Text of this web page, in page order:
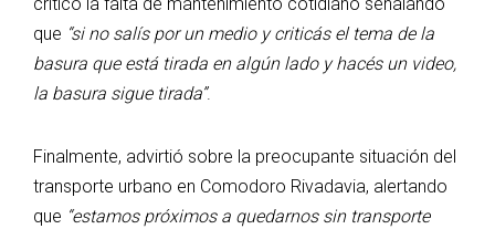
que “si no salís por un medio y criticás el tema de la
basura que está tirada en algún lado y hacés un video,
la basura sigue tirada”.
Finalmente, advirtió sobre la preocupante situación del
transporte urbano en Comodoro Rivadavia, alertando
que “estamos próximos a quedarnos sin transporte